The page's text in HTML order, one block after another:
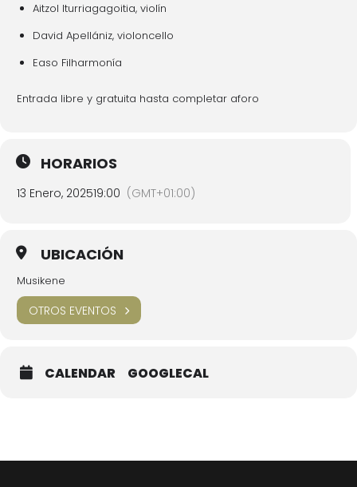
Aitzol Iturriagagoitia, violín
David Apellániz, violoncello
Easo Filharmonía
Entrada libre y gratuita hasta completar aforo
HORARIOS
13 Enero, 202519:00 (GMT+01:00)
UBICACIÓN
Musikene
OTROS EVENTOS
CALENDAR GOOGLECAL